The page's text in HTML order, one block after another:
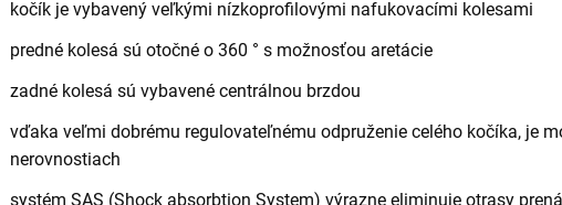
kočík je vybavený veľkými nízkoprofilovými nafukovacími kolesami
predné kolesá sú otočné o 360 ° s možnosťou aretácie
zadné kolesá sú vybavené centrálnou brzdou
vďaka veľmi dobrému regulovateľnému odpruženie celého kočíka, je
nerovnostiach
systém SAS (Shock absorbtion System) výrazne eliminuje otrasy